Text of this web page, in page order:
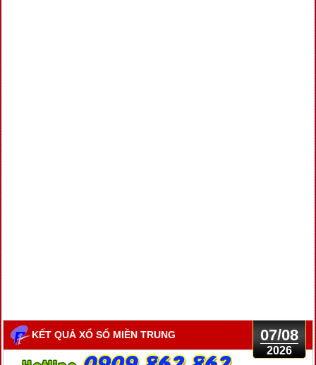
KẾT QUẢ XỔ SỐ MIỀN TRUNG 07/08
2026